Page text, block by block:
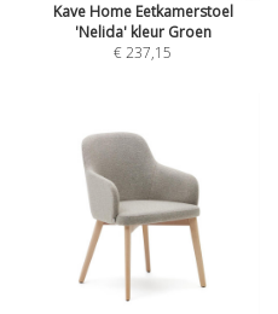
Kave Home Eetkamerstoel
'Nelida' kleur Groen
€ 237,15